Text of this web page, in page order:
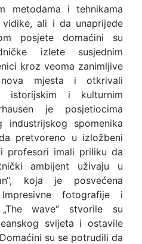
metodama i tehnikama
ali i da unaprijede
posjete domaćini su
izlete susjednim
kroz veoma zanimljive
mjesta i otkrivali
istorijskim i kulturnim
je posjetiocima
spomenika
pretvoreno u izložbeni
profesori imali priliku da
ambijent uživaju u
koja je posvećena
fotografije i
wave“ stvorile su
svijeta i ostavile
su se potrudili da